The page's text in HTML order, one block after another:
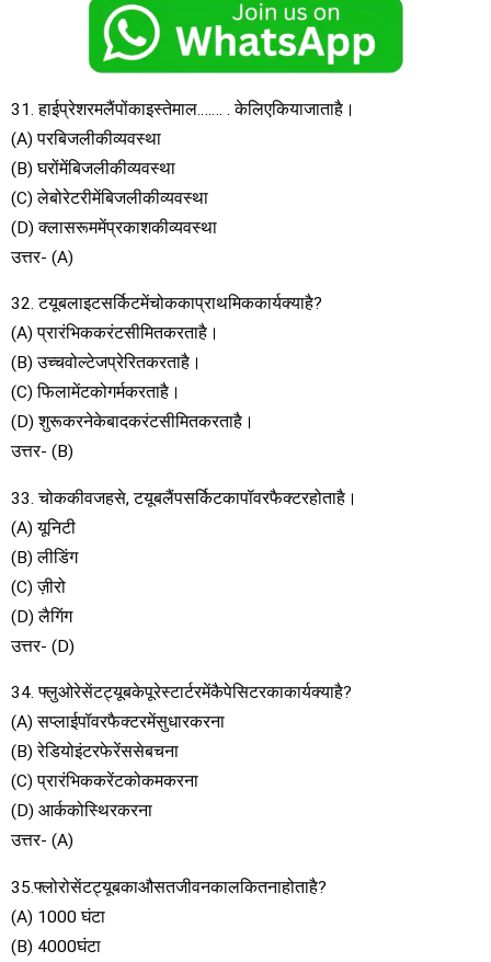
31. हाईप्रेशरमलैंपोंकाइस्तेमाल……. . केलिएकियाजाताहै।
(A) परबिजलीकीव्यवस्था
(B) घरोंमेंबिजलीकीव्यवस्था
(C) लेबोरेटरीमेंबिजलीकीव्यवस्था
(D) क्लासरूममेंप्रकाशकीव्यवस्था
उत्तर- (A)
32. टयूबलाइटसर्किटमेंचोककाप्राथमिककार्यक्याहै?
(A) प्रारंभिककरंटसीमितकरताहै।
(B) उच्चवोल्टेजप्रेरितकरताहै।
(C) फिलामेंटकोगर्मकरताहै।
(D) शुरूकरनेकेबादकरंटसीमितकरताहै।
उत्तर- (B)
33. चोककीवजहसे, टयूबलैंपसर्किटकापॉवरफैक्टरहोताहै।
(A) यूनिटी
(B) लीडिंग
(C) ज़ीरो
(D) लैगिंग
उत्तर- (D)
34. फ्लुओरेसेंटट्यूबकेपूरेस्टार्टरमेंकैपेसिटरकाकार्यक्याहै?
(A) सप्लाईपॉवरफैक्टरमेंसुधारकरना
(B) रेडियोइंटरफेरेंससेबचना
(C) प्रारंभिककरेंटकोकमकरना
(D) आर्ककोस्थिरकरना
उत्तर- (A)
35.फ्लोरोसेंटट्यूबकाऔसतजीवनकालकितनाहोताहै?
(A) 1000 घंटा
(B) 4000घंटा